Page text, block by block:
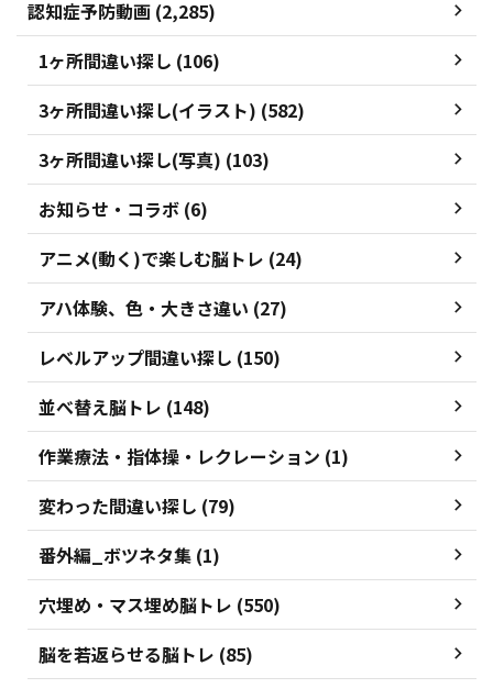
認知症予防動画 (2,285)
1ヶ所間違い探し (106)
3ヶ所間違い探し(イラスト) (582)
3ヶ所間違い探し(写真) (103)
お知らせ・コラボ (6)
アニメ(動く)で楽しむ脳トレ (24)
アハ体験、色・大きさ違い (27)
レベルアップ間違い探し (150)
並べ替え脳トレ (148)
作業療法・指体操・レクレーション (1)
変わった間違い探し (79)
番外編_ボツネタ集 (1)
穴埋め・マス埋め脳トレ (550)
脳を若返らせる脳トレ (85)